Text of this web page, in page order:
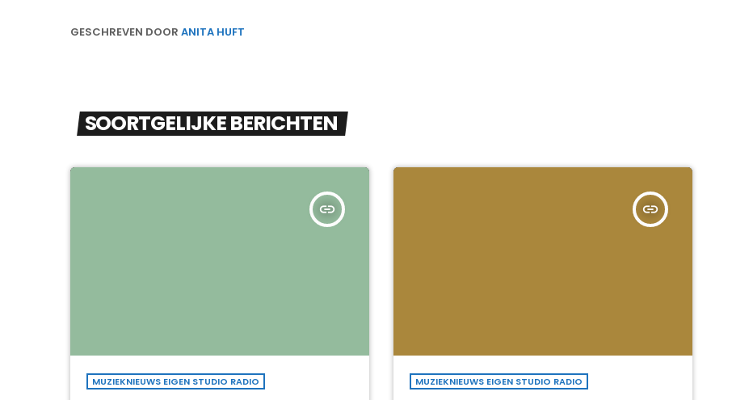
GESCHREVEN DOOR ANITA HUFT
SOORTGELIJKE BERICHTEN
insert_link
MUZIEKNIEUWS EIGEN STUDIO RADIO
insert_link
MUZIEKNIEUWS EIGEN STUDIO RADIO